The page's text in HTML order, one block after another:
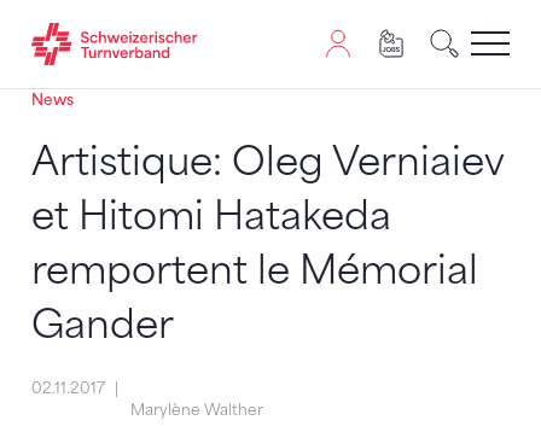
Zum Inhalt springen
Zur Sitemap navigieren
Zum Navigieren dieser Seite wird JavaScript benötigt.
News
Artistique: Oleg Verniaiev
et Hitomi Hatakeda
remportent le Mémorial
Gander
02.11.2017
Marylène Walther